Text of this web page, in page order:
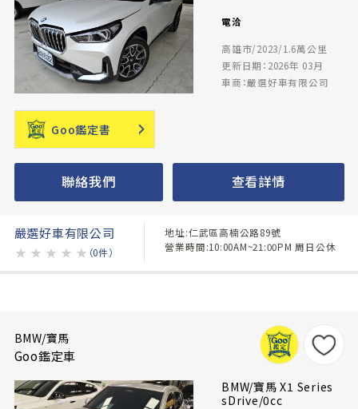
電洽
高雄市/2023/1.6萬公里
更新日期：2026年 03月
車商：嚴選好車有限公司
Goo鑑定書
聯絡我們 查看詳情
嚴選好車有限公司
★ ★ ★ ★ ★ （0件）
地址:仁武區高楠公路89號
營業時間:10:00AM~21:00PM 周日公休
BMW/寶馬
Goo鑑定車
BMW/寶馬 X1 Series
sDrive/0cc